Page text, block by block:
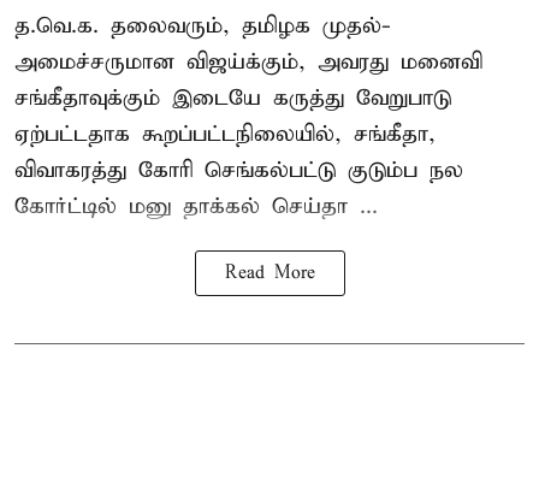
த.வெ.க. தலைவரும், தமிழக முதல்-
அமைச்சருமான விஜய்க்கும், அவரது மனைவி
சங்கீதாவுக்கும் இடையே கருத்து வேறுபாடு
ஏற்பட்டதாக கூறப்பட்டநிலையில், சங்கீதா,
விவாகரத்து கோரி செங்கல்பட்டு குடும்ப நல
கோர்ட்டில் மனு தாக்கல் செய்தா ...
Read More